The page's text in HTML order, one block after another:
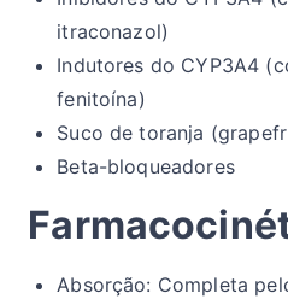
itraconazol)
Indutores do CYP3A4
fenitoína)
Suco de toranja
Beta-bloqueadores
Absorção: Completa